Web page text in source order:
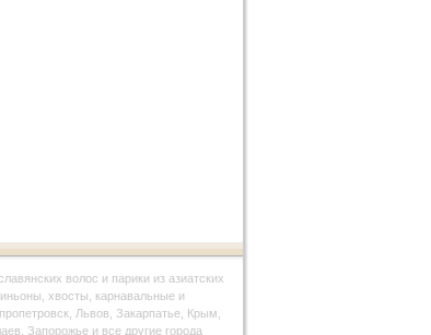
волос и парики из азиатских
хвосты, карнавальные и
Львов, Закарпатье, Крым,
Запорожье и все другие города